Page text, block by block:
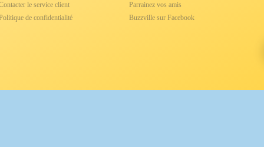
le service client
de confidentialité
Parrainez vos amis
Buzzville sur Facebook